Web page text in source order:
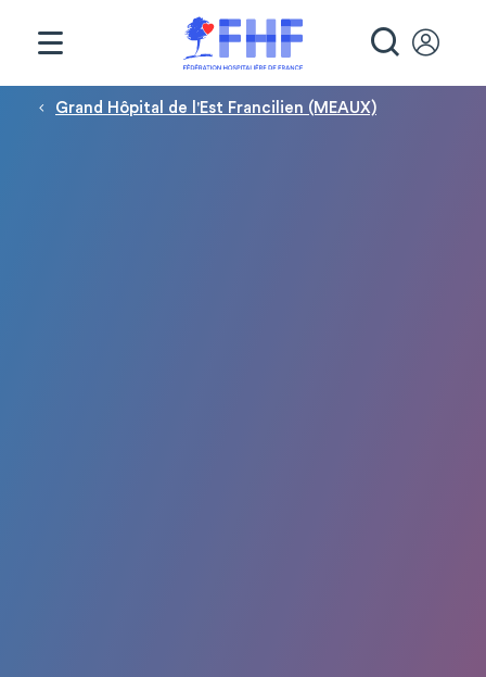
Fil d'Ariane
Grand Hôpital de l'Est Francilien (MEAUX)
Panneau de gestion des cookies